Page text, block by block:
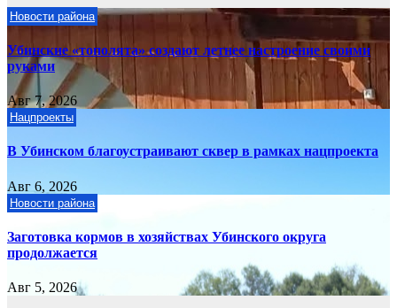
Новости района
Убинские «тополята» создают летнее настроение своими
руками
Авг 7, 2026
Нацпроекты
В Убинском благоустраивают сквер в рамках нацпроекта
Авг 6, 2026
Новости района
Заготовка кормов в хозяйствах Убинского округа
продолжается
Авг 5, 2026